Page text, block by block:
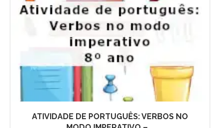
ATIVIDADE DE PORTUGUÊS: VERBOS NO